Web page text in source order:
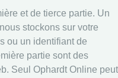
et de tierce partie. Un
stockons sur votre
ou un identifiant de
partie sont des
Seul Ophardt Online peut